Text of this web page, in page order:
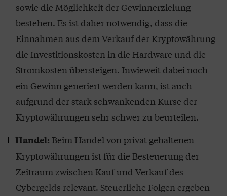
sowie die Möglichkeit der Gewinnerzielung
bestehen. Es ist daher notwendig, dass die
Einnahmen aus dem Verkauf der Kryptowährung
die Investitionskosten in die Hardware und die
Stromkosten übersteigen. Inwieweit dabei noch
ein Gewinn generiert werden kann, ist auch
aufgrund der stark schwankenden Kurse der
Kryptowährungen sehr schwer zu beurteilen.
Handel: Beim Handel von privat gehaltenen
Kryptowährungen ist für die Besteuerung der
Zeitraum zwischen Kauf und Verkauf des
Cybergelds relevant. Steuerliche Folgen ergeben